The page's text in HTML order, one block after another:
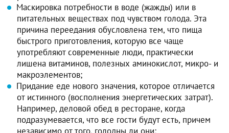
Маскировка потребности в воде (жажды) или в
питательных веществах под чувством голода. Эта
причина переедания обусловлена тем, что пища
быстрого приготовления, которую все чаще
употребляют современные люди, практически
лишена витаминов, полезных аминокислот, микро- и
макроэлементов;
Придание еде нового значения, которое отличается
от истинного (восполнения энергетических затрат).
Например, деловой обед в ресторане, когда
подразумевается, что все гости будут есть, причем
независимо от того, голодны ли они;